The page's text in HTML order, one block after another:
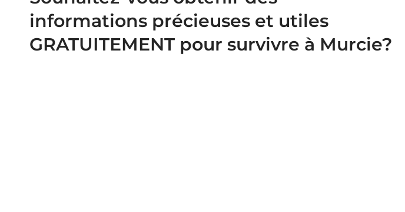
informations précieuses et utiles
GRATUITEMENT pour survivre à Murcie?